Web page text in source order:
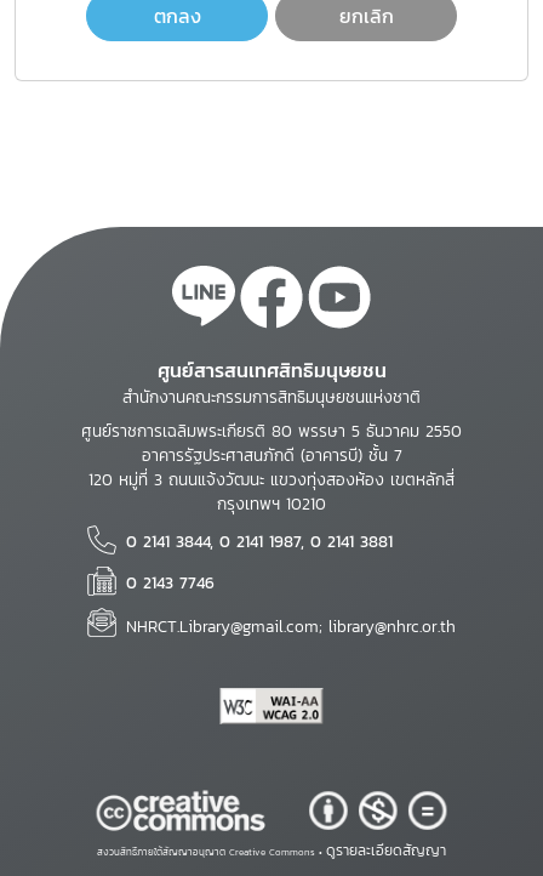
ตกลง ยกเลิก
ศูนย์สารสนเทศสิทธิมนุษยชน
สำนักงานคณะกรรมการสิทธิมนุษยชนแห่งชาติ
ศูนย์ราชการเฉลิมพระเกียรติ 80 พรรษา 5 ธันวาคม 2550
อาคารรัฐประศาสนภักดี (อาคารบี) ชั้น 7
120 หมู่ที่ 3 ถนนแจ้งวัฒนะ แขวงทุ่งสองห้อง เขตหลักสี่
กรุงเทพฯ 10210
0 2141 3844, 0 2141 1987, 0 2141 3881
0 2143 7746
NHRCT.Library@gmail.com; library@nhrc.or.th
สงวนสิทธิ์ภายใต้สัญญาอนุญาต Creative Commons • ดูรายละเอียดสัญญา